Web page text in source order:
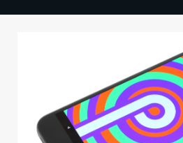
TECHBBS
VAIHDA TEEMA